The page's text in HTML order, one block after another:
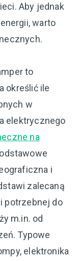
Aby jednak
warto
to
określić ile
w
elektrycznego
na
i
zalecaną
potrzebnej do
m.in. od
Typowe
elektronika